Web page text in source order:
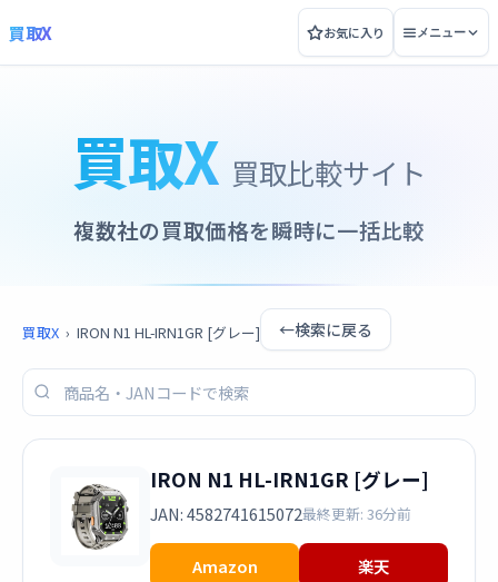
買取X お気に入り メニュー
買取X 買取比較サイト
複数社の買取価格を瞬時に一括比較
買取X › IRON N1 HL-IRN1GR [グレー] ←検索に戻る
IRON N1 HL-IRN1GR [グレー]
JAN: 4582741615072最終更新: 36分前
Amazon
楽天